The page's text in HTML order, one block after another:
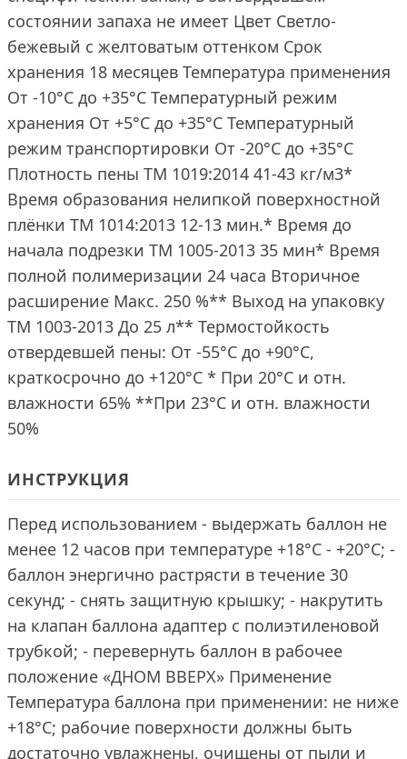
состоянии запаха не имеет Цвет Светло-
бежевый с желтоватым оттенком Срок
хранения 18 месяцев Температура применения
От -10°C до +35°C Температурный режим
хранения От +5°С до +35°С Температурный
режим транспортировки От -20°С до +35°С
Плотность пены TM 1019:2014 41-43 кг/м3*
Время образования нелипкой поверхностной
плёнки TM 1014:2013 12-13 мин.* Время до
начала подрезки TM 1005-2013 35 мин* Время
полной полимеризации 24 часа Вторичное
расширение Макс. 250 %** Выход на упаковку
TM 1003-2013 До 25 л** Термостойкость
отвердевшей пены: От -55°C до +90°C,
краткосрочно до +120°C * При 20°С и отн.
влажности 65% **При 23°С и отн. влажности
50%
ИНСТРУКЦИЯ
Перед использованием - выдержать баллон не
менее 12 часов при температуре +18°С - +20°С; -
баллон энергично растрясти в течение 30
секунд; - снять защитную крышку; - накрутить
на клапан баллона адаптер с полиэтиленовой
трубкой; - перевернуть баллон в рабочее
положение «ДНОМ ВВЕРХ» Применение
Температура баллона при применении: не ниже
+18°С; рабочие поверхности должны быть
достаточно увлажнены, очищены от пыли и